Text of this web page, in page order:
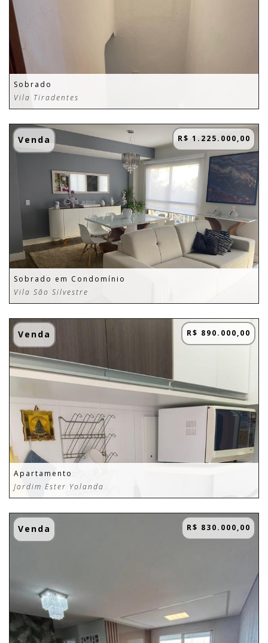
Sobrado
Vila Tiradentes
Venda R$ 1.225.000,00
Sobrado em Condomínio
Vila São Silvestre
Venda R$ 890.000,00
Apartamento
Jardim Ester Yolanda
Venda R$ 830.000,00